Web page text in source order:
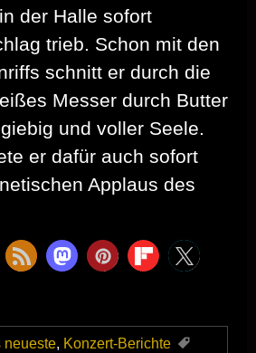
der Halle sofort
trieb. Schon mit den
schnitt er durch die
Messer durch Butter
und voller Seele.
er dafür auch sofort
Applaus des
neueste, Konzert-Berichte